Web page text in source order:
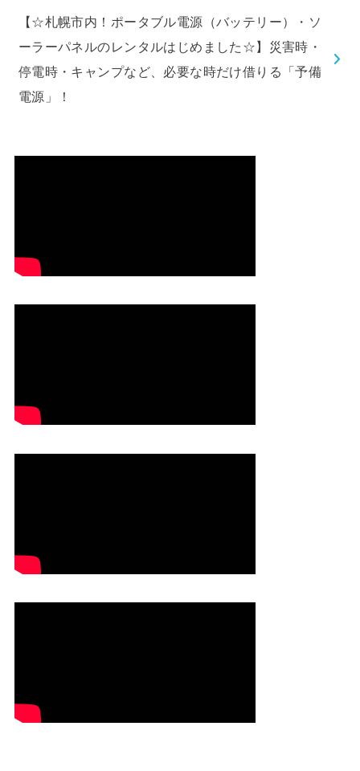
【☆札幌市内！ポータブル電源（バッテリー）・ソ
ーラーパネルのレンタルはじめました☆】災害時・
停電時・キャンプなど、必要な時だけ借りる「予備
電源」！